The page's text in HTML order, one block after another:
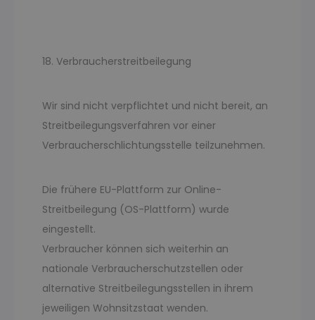
18. Verbraucherstreitbeilegung
Wir sind nicht verpflichtet und nicht bereit, an
Streitbeilegungsverfahren vor einer
Verbraucherschlichtungsstelle teilzunehmen.
Die frühere EU-Plattform zur Online-
Streitbeilegung (OS-Plattform) wurde
eingestellt.
Verbraucher können sich weiterhin an
nationale Verbraucherschutzstellen oder
alternative Streitbeilegungsstellen in ihrem
jeweiligen Wohnsitzstaat wenden.